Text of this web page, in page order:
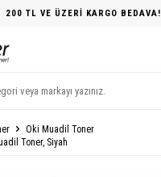
200 TL VE ÜZERİ KARGO BEDAVA!
Oki Muadil Toner
Toner, Siyah